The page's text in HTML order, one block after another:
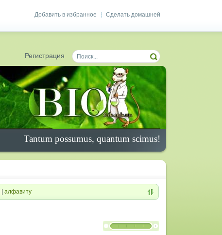
Сделать домашней
Добавить в избранное
Регистрация
Tantum possumus, quantum scimus!
алфавиту